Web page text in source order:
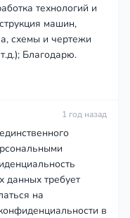
технологий и
машин,
схемы и чертежи
Благодарю.
1 год назад
данных требует
на
в